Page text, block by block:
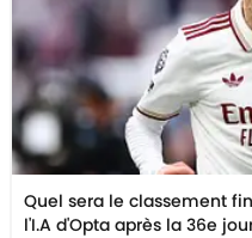
Quel sera le classement
l'I.A d'Opta après la 36e